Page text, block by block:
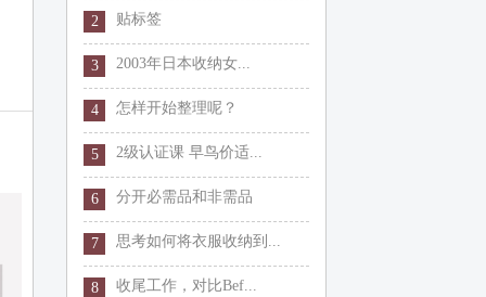
2 贴标签
3 2003年日本收纳女...
4 怎样开始整理呢？
5 2级认证课 早鸟价适...
6 分开必需品和非需品
7 思考如何将衣服收纳到...
8 收尾工作，对比Bef...